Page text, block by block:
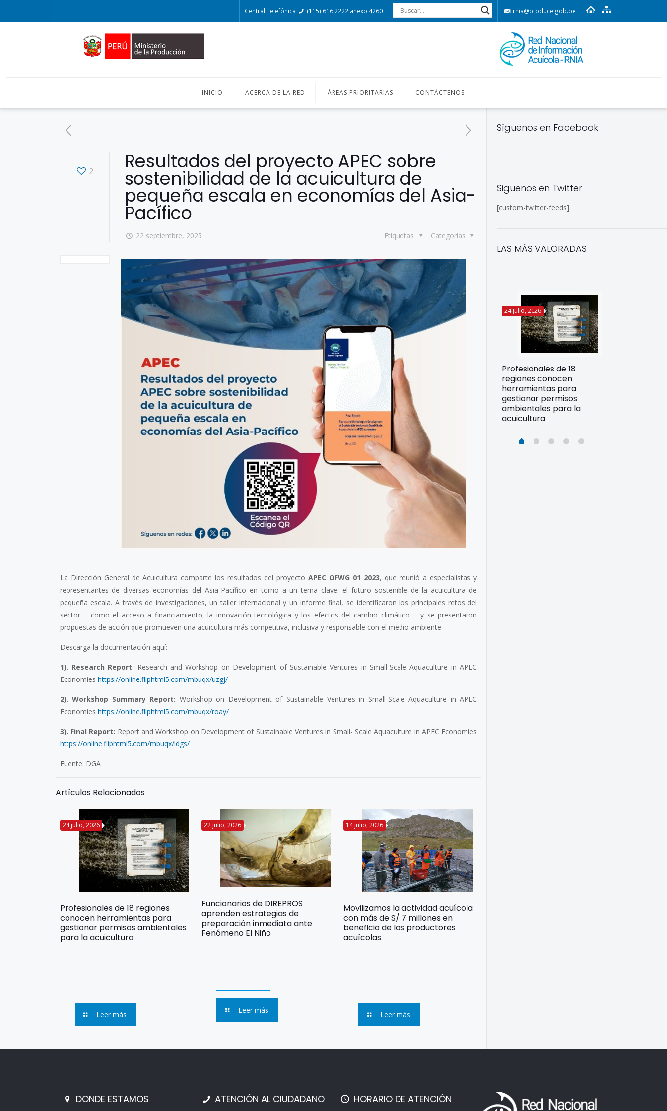
Central Telefónica (115) 616 2222 anexo 4260 rnia@produce.gob.pe
INICIO ACERCA DE LA RED ÁREAS PRIORITARIAS CONTÁCTENOS
2 Resultados del proyecto APEC sobre
sostenibilidad de la acuicultura de
pequeña escala en economías del Asia-
Pacífico
22 septiembre, 2025 Categorías
Etiquetas
La Dirección General de Acuicultura comparte los resultados del proyectoAPEC OFWG 01 2023, que reunió a especialistas y
representantes de diversas economías del Asia-Pacífico en torno a un tema clave: el futuro sostenible de la acuicultura de
pequeña escala. A través de investigaciones, un taller internacional y un informe final, se identificaron los principales retos del
sector —como el acceso a financiamiento, la innovación tecnológica y los efectos del cambio climático— y se presentaron
propuestas de acción que promueven una acuicultura más competitiva, inclusiva y responsable con el medio ambiente.
Descarga la documentación aquí:
1). Research Report: Research and Workshop on Development of Sustainable Ventures in Small-Scale Aquaculture in APEC
Economies https://online.fliphtml5.com/mbuqx/uzgj/
2). Workshop Summary Report: Workshop on Development of Sustainable Ventures in Small-Scale Aquaculture in APEC
Economies https://online.fliphtml5.com/mbuqx/roay/
3). Final Report: Report and Workshop on Development of Sustainable Ventures in Small- Scale Aquaculture in APEC Economies
https://online.fliphtml5.com/mbuqx/ldgs/
Fuente: DGA
Artículos Relacionados
24 julio, 2026
Profesionales de 18 regiones
conocen herramientas para
gestionar permisos ambientales
para la acuicultura
Leer más
22 julio, 2026
Funcionarios de DIREPROS
aprenden estrategias de
preparación inmediata ante
Fenómeno El Niño
Leer más
14 julio, 2026
Movilizamos la actividad acuícola
con más de S/ 7 millones en
beneficio de los productores
acuícolas
Leer más
Síguenos en Facebook
Siguenos en Twitter
[custom-twitter-feeds]
LAS MÁS VALORADAS
8 julio, 2026
Más de 30 expertos
generan acuerdos para
lograr acuicultura
sostenible y resiliente en
Perú
24 julio, 2026
Profesionales de 18
regiones conocen
herramientas para
gestionar permisos
ambientales para la
acuicultura
DONDE ESTAMOS ATENCIÓN AL CIUDADANO HORARIO DE ATENCIÓN